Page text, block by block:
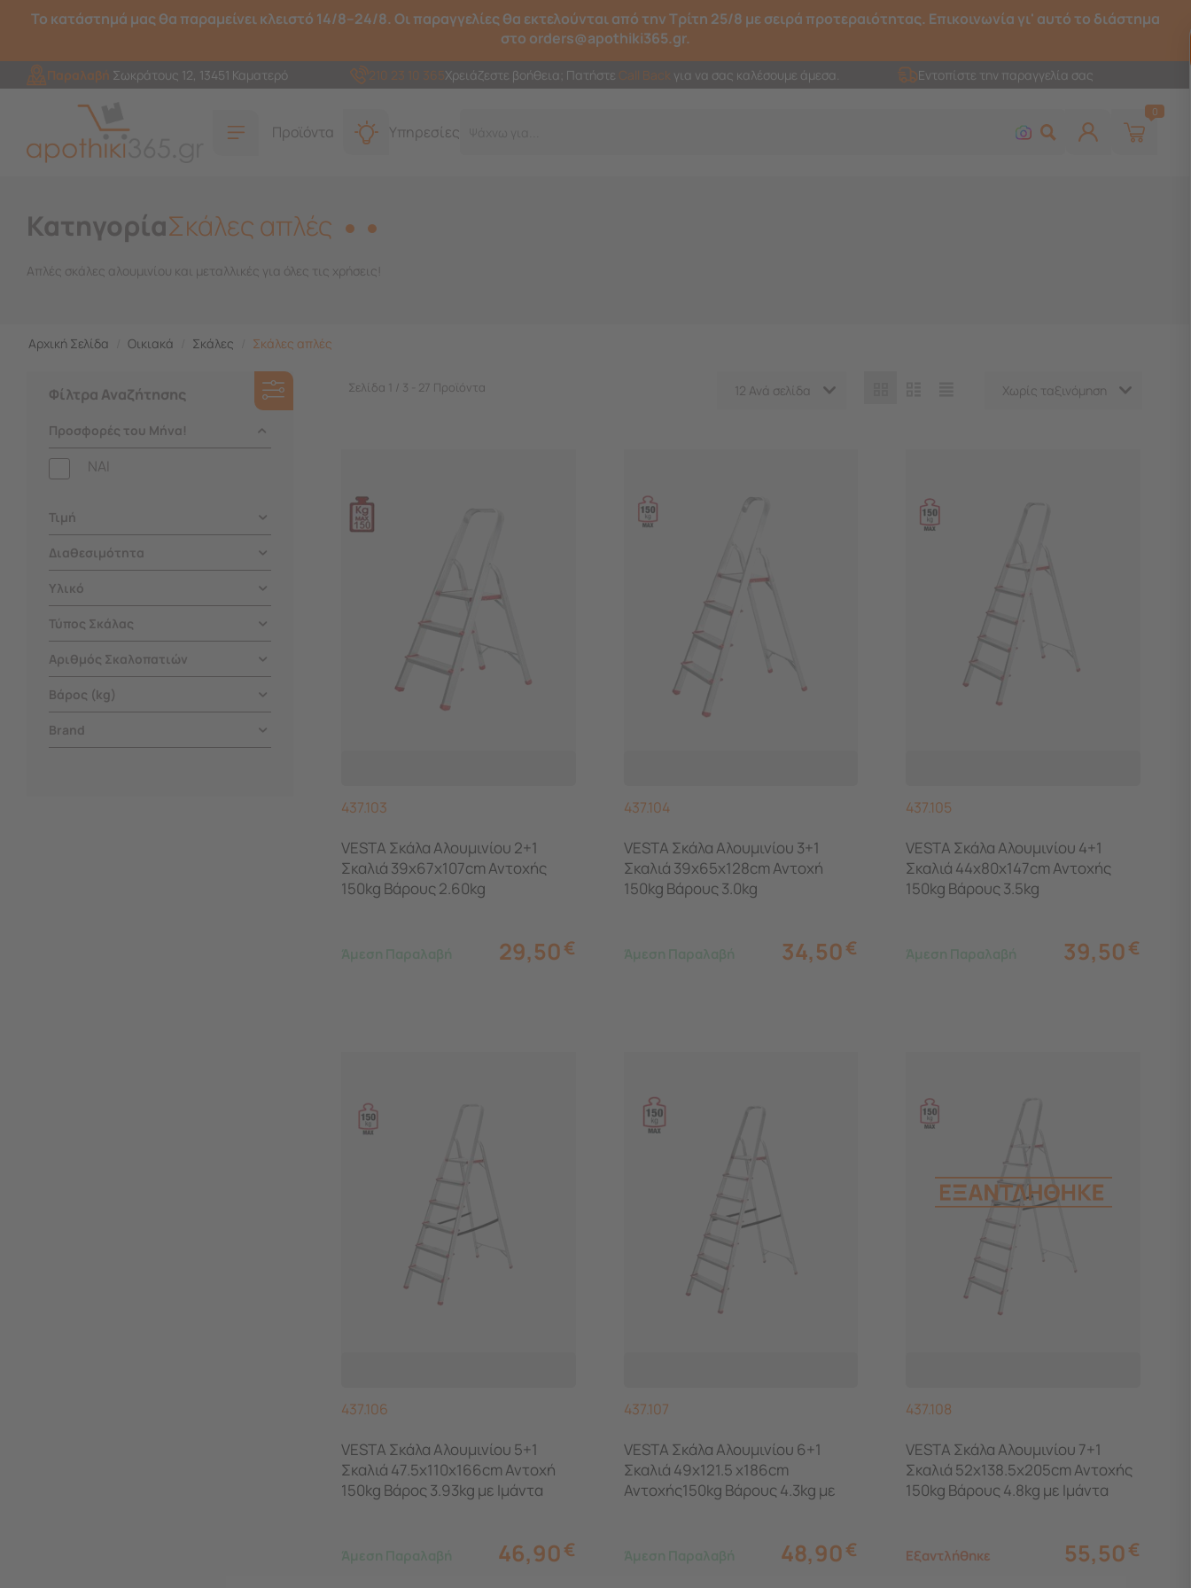
Το κατάστημά μας θα παραμείνει κλειστό 14/8–24/8. Οι παραγγελίες θα εκτελούνται από την Τρίτη 25/8 με σειρά προτεραιότητας. Επικοινωνία γι' αυτό το διάστημα
στο orders@apothiki365.gr.
Παραλαβή Σωκράτους 12, 13451 Καματερό 210 23 10 365Χρειάζεστε βοήθεια; Πατήστε Call Back για να σας καλέσουμε άμεσα. Εντοπίστε την παραγγελία σας
Προϊόντα Υπηρεσίες
0
ΚατηγορίαΣκάλες απλές
Απλές σκάλες αλουμινίου και μεταλλικές για όλες τις χρήσεις!
Αρχική Σελίδα Οικιακά Σκάλες Σκάλες απλές
Φίλτρα Αναζήτησης
Προσφορές του Μήνα!
NAI
Τιμή
Διαθεσιμότητα
Υλικό
Τύπος Σκάλας
Αριθμός Σκαλοπατιών
Βάρος (kg)
Brand
Σελίδα 1 / 3 - 27 Προϊόντα Χωρίς ταξινόμηση
12 Ανά σελίδα
437.103
VESTA Σκάλα Aλουμινίου 2+1
Σκαλιά 39x67x107cm Αντοχής
150kg Βάρους 2.60kg
Άμεση Παραλαβή 29,50€
437.104
VESTA Σκάλα Aλουμινίου 3+1
Σκαλιά 39x65x128cm Αντοχή
150kg Βάρους 3.0kg
Άμεση Παραλαβή 34,50€
437.105
VESTA Σκάλα Aλουμινίου 4+1
Σκαλιά 44x80x147cm Αντοχής
150kg Βάρους 3.5kg
Άμεση Παραλαβή 39,50€
437.106
VESTA Σκάλα Αλουμινίου 5+1
Σκαλιά 47.5x110x166cm Αντοχή
150kg Βάρος 3.93kg με Ιμάντα
Άμεση Παραλαβή 46,90€
437.107
VESTA Σκάλα Aλουμινίου 6+1
Σκαλιά 49x121.5 x186cm
Αντοχής150kg Βάρους 4.3kg με
Άμεση Παραλαβή 48,90€
437.108
VESTA Σκάλα Aλουμινίου 7+1
Σκαλιά 52x138.5x205cm Αντοχής
150kg Βάρους 4.8kg με Ιμάντα
Εξαντλήθηκε 55,50€